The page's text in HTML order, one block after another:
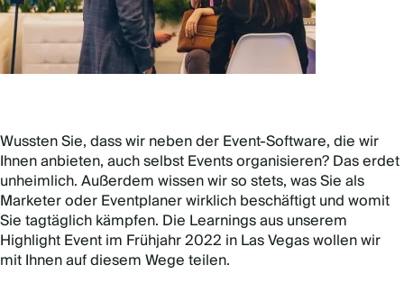
Wussten Sie, dass wir neben der Event-Software, die wir
Ihnen anbieten, auch selbst Events organisieren? Das erdet
unheimlich. Außerdem wissen wir so stets, was Sie als
Marketer oder Eventplaner wirklich beschäftigt und womit
Sie tagtäglich kämpfen. Die Learnings aus unserem
Highlight Event im Frühjahr 2022 in Las Vegas wollen wir
mit Ihnen auf diesem Wege teilen.